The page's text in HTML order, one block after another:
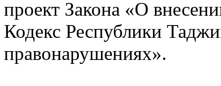
проект Закона «О
Кодекс Республики
правонарушениях».